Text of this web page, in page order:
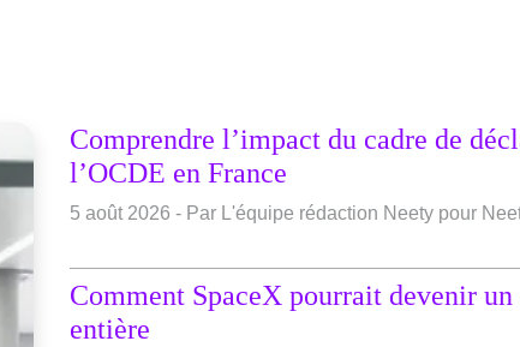
Comprendre l’impact du cadre de
l’OCDE en France
5 août 2026 - Par L'équipe rédaction Neety pour
Comment SpaceX pourrait devenir
entière